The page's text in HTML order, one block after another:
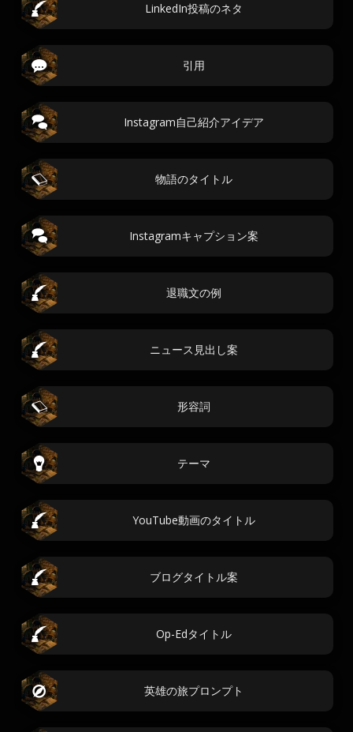
LinkedIn投稿のネタ
引用
Instagram自己紹介アイデア
物語のタイトル
Instagramキャプション案
退職文の例
ニュース見出し案
形容詞
テーマ
YouTube動画のタイトル
ブログタイトル案
Op-Edタイトル
英雄の旅プロンプト